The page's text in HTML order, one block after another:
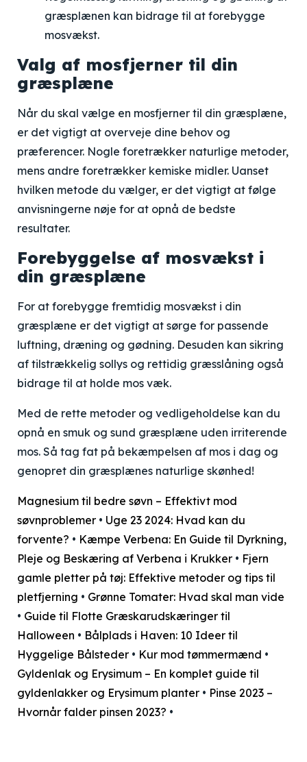
græsplænen kan bidrage til at forebygge
mosvækst.
Valg af mosfjerner til din
græsplæne
Når du skal vælge en mosfjerner til din græsplæne,
er det vigtigt at overveje dine behov og
præferencer. Nogle foretrækker naturlige metoder,
mens andre foretrækker kemiske midler. Uanset
hvilken metode du vælger, er det vigtigt at følge
anvisningerne nøje for at opnå de bedste
resultater.
Forebyggelse af mosvækst i
din græsplæne
For at forebygge fremtidig mosvækst i din
græsplæne er det vigtigt at sørge for passende
luftning, dræning og gødning. Desuden kan sikring
af tilstrækkelig sollys og rettidig græsslåning også
bidrage til at holde mos væk.
Med de rette metoder og vedligeholdelse kan du
opnå en smuk og sund græsplæne uden irriterende
mos. Så tag fat på bekæmpelsen af mos i dag og
genopret din græsplænes naturlige skønhed!
Magnesium til bedre søvn – Effektivt mod
søvnproblemer • Uge 23 2024: Hvad kan du
forvente? • Kæmpe Verbena: En Guide til Dyrkning,
Pleje og Beskæring af Verbena i Krukker • Fjern
gamle pletter på tøj: Effektive metoder og tips til
pletfjerning • Grønne Tomater: Hvad skal man vide
• Guide til Flotte Græskarudskæringer til
Halloween • Bålplads i Haven: 10 Ideer til
Hyggelige Bålsteder • Kur mod tømmermænd •
Gyldenlak og Erysimum – En komplet guide til
gyldenlakker og Erysimum planter • Pinse 2023 –
Hvornår falder pinsen 2023? •